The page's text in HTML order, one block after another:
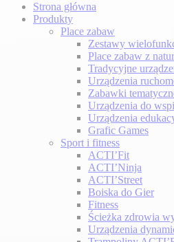
Strona główna
Produkty
Place zabaw
Zestawy
Place zabaw z
Tradycyjne
Urządzenia
Zabawki
Urządzenia do
Urządzenia
Grafic Games
Sport i fitness
ACTI’Fit
ACTI’Ninja
ACTI’Street
Boiska do Gier
Fitness
Ścieżka zdrowia
Urządzenia